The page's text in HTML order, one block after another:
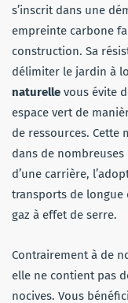
s’inscrit dans une
empreinte carbone
construction. Sa
délimiter le jardin à
naturelle vous évite
espace vert de
de ressources. Cette
dans de
d’une carrière,
transports de longue
gaz à effet de serre.
Contrairement à de
elle ne contient pas
nocives. Vous